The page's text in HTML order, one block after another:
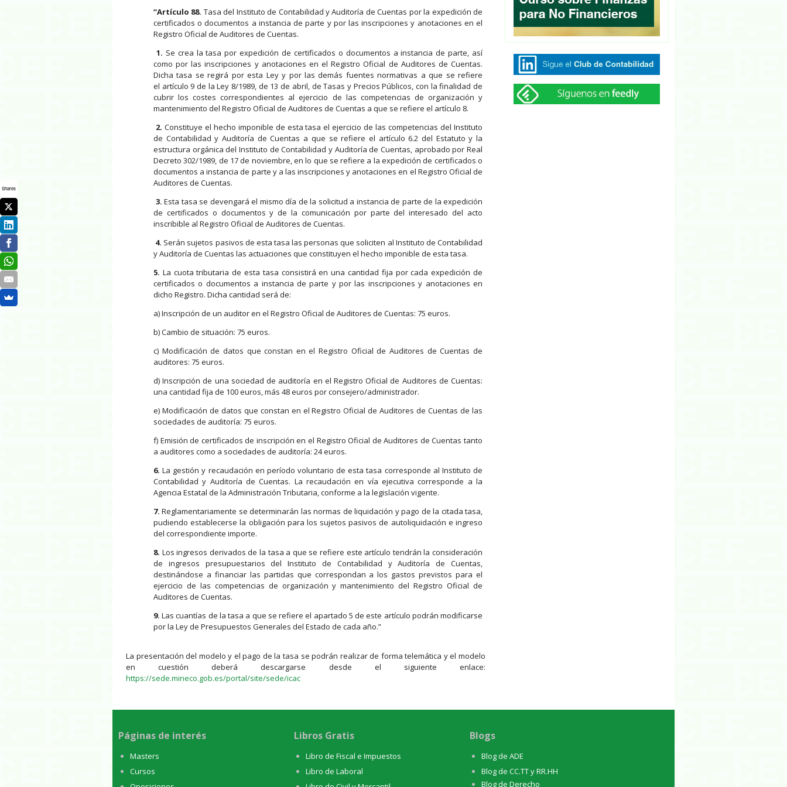
“Artículo 88. Tasa del Instituto de Contabilidad y Auditoría de Cuentas por la expedición de
certificados o documentos a instancia de parte y por las inscripciones y anotaciones en el
Registro Oficial de Auditores de Cuentas.
1. Se crea la tasa por expedición de certificados o documentos a instancia de parte, así
como por las inscripciones y anotaciones en el Registro Oficial de Auditores de Cuentas.
Dicha tasa se regirá por esta Ley y por las demás fuentes normativas a que se refiere
el artículo 9 de la Ley 8/1989, de 13 de abril, de Tasas y Precios Públicos, con la finalidad de
cubrir los costes correspondientes al ejercicio de las competencias de organización y
mantenimiento del Registro Oficial de Auditores de Cuentas a que se refiere el artículo 8.
2. Constituye el hecho imponible de esta tasa el ejercicio de las competencias del Instituto
de Contabilidad y Auditoría de Cuentas a que se refiere el artículo 6.2 del Estatuto y la
estructura orgánica del Instituto de Contabilidad y Auditoría de Cuentas, aprobado por Real
Decreto 302/1989, de 17 de noviembre, en lo que se refiere a la expedición de certificados o
documentos a instancia de parte y a las inscripciones y anotaciones en el Registro Oficial de
Auditores de Cuentas.
3. Esta tasa se devengará el mismo día de la solicitud a instancia de parte de la expedición
de certificados o documentos y de la comunicación por parte del interesado del acto
inscribible al Registro Oficial de Auditores de Cuentas.
4. Serán sujetos pasivos de esta tasa las personas que soliciten al Instituto de Contabilidad
y Auditoría de Cuentas las actuaciones que constituyen el hecho imponible de esta tasa.
5. La cuota tributaria de esta tasa consistirá en una cantidad fija por cada expedición de
certificados o documentos a instancia de parte y por las inscripciones y anotaciones en
dicho Registro. Dicha cantidad será de:
a) Inscripción de un auditor en el Registro Oficial de Auditores de Cuentas: 75 euros.
b) Cambio de situación: 75 euros.
c) Modificación de datos que constan en el Registro Oficial de Auditores de Cuentas de
auditores: 75 euros.
d) Inscripción de una sociedad de auditoría en el Registro Oficial de Auditores de Cuentas:
una cantidad fija de 100 euros, más 48 euros por consejero/administrador.
e) Modificación de datos que constan en el Registro Oficial de Auditores de Cuentas de las
sociedades de auditoría: 75 euros.
f) Emisión de certificados de inscripción en el Registro Oficial de Auditores de Cuentas tanto
a auditores como a sociedades de auditoría: 24 euros.
6. La gestión y recaudación en período voluntario de esta tasa corresponde al Instituto de
Contabilidad y Auditoría de Cuentas. La recaudación en vía ejecutiva corresponde a la
Agencia Estatal de la Administración Tributaria, conforme a la legislación vigente.
7. Reglamentariamente se determinarán las normas de liquidación y pago de la citada tasa,
pudiendo establecerse la obligación para los sujetos pasivos de autoliquidación e ingreso
del correspondiente importe.
8. Los ingresos derivados de la tasa a que se refiere este artículo tendrán la consideración
de ingresos presupuestarios del Instituto de Contabilidad y Auditoría de Cuentas,
destinándose a financiar las partidas que correspondan a los gastos previstos para el
ejercicio de las competencias de organización y mantenimiento del Registro Oficial de
Auditores de Cuentas.
9. Las cuantías de la tasa a que se refiere el apartado 5 de este artículo podrán modificarse
por la Ley de Presupuestos Generales del Estado de cada año.”
La presentación del modelo y el pago de la tasa se podrán realizar de forma telemática y el modelo
en cuestión deberá descargarse desde el siguiente enlace:
https://sede.mineco.gob.es/portal/site/sede/icac
Páginas de interés
Masters
Cursos
Libros Gratis
Libro de Fiscal e Impuestos
Libro de Laboral
Blogs
Blog de ADE
Blog de CC.TT y RR.HH
Blog de Derecho
Shares